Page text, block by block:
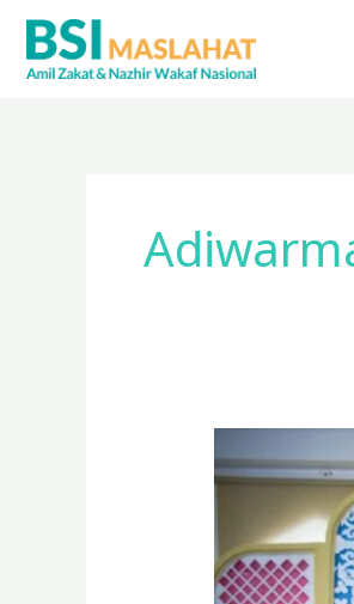
Lewati
konten
Maslahat
BSI
Serahkan